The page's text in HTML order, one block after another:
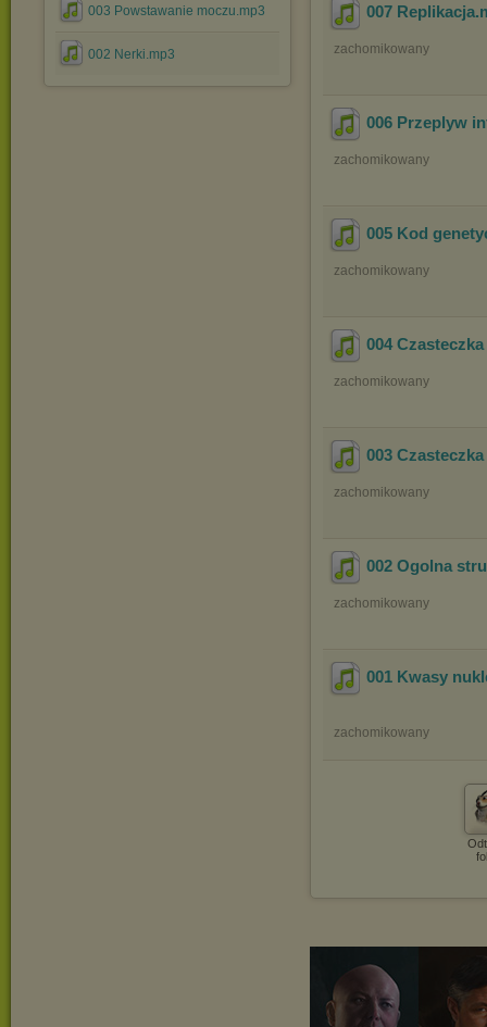
003 Powstawanie moczu.mp3
002 Nerki.mp3
007 Replikacja
zachomikowany
006 Przeplyw
zachomikowany
005 Kod
zachomikowany
004
zachomikowany
003
zachomikowany
002 Ogolna
zachomikowany
001 Kwasy
zachomikowany